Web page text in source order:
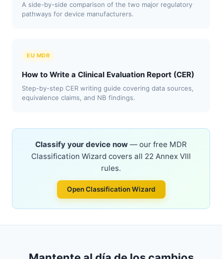
A side-by-side comparison of the two major regulatory
pathways for device manufacturers.
EU MDR
How to Write a Clinical Evaluation Report (CER)
Step-by-step CER writing guide covering data sources,
equivalence claims, and NB findings.
Classify your device now — our free MDR
Classification Wizard covers all 22 Annex VIII
rules.
Open Classification Wizard